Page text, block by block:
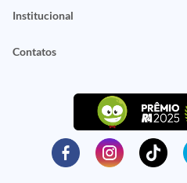
Institucional
Contatos